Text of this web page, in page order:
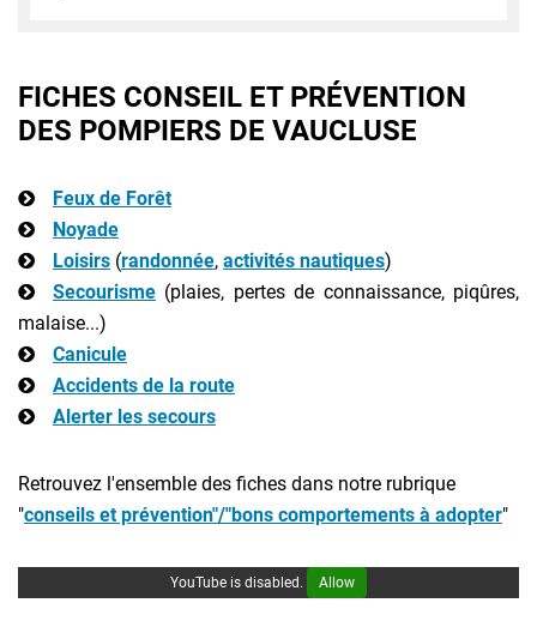
FICHES CONSEIL ET PRÉVENTION
DES POMPIERS DE VAUCLUSE
Feux de Forêt
Noyade
Loisirs (randonnée, activités nautiques)
Secourisme (plaies, pertes de connaissance, piqûres,
malaise...)
Canicule
Accidents de la route
Alerter les secours
Retrouvez l'ensemble des fiches dans notre rubrique
"conseils et prévention"/"bons comportements à adopter"
YouTube is disabled. Allow